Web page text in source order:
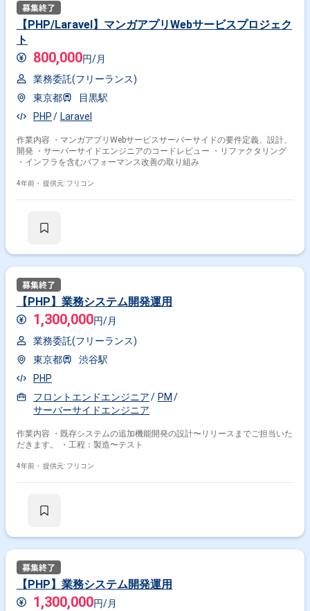
【PHP/Laravel】マンガアプリWebサービスプロジェク
ト
800,000円/月
業務委託(フリーランス)
東京都
目黒駅
PHP
Laravel
作業内容 ・マンガアプリWebサービスサーバーサイドの要件定義、設計、
開発 ・サーバーサイドエンジニアのコードレビュー ・リファクタリング
・インフラを含むパフォーマンス改善の取り組み
4年前・ 提供元: フリコン
【PHP】業務システム開発運用
1,300,000円/月
業務委託(フリーランス)
東京都
渋谷駅
PHP
フロントエンドエンジニア
PM
サーバーサイドエンジニア
作業内容 ・既存システムの追加機能開発の設計〜リリースまでご担当いた
だきます。 ・工程：製造〜テスト
4年前・ 提供元: フリコン
【PHP】業務システム開発運用
1,300,000円/月